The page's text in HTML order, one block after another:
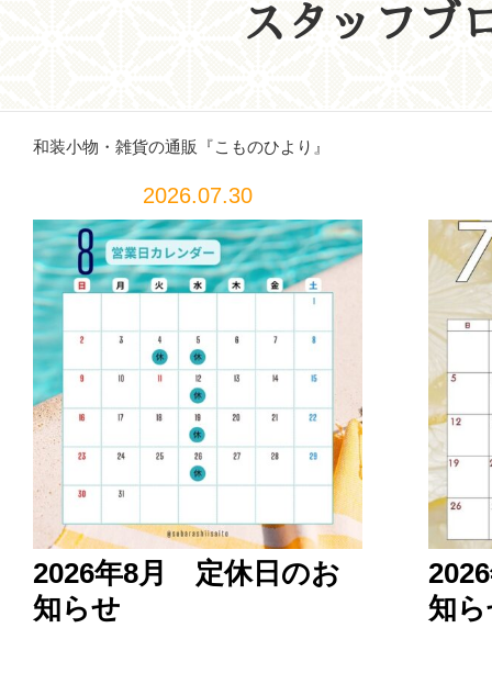
スタッフブ
和装小物・雑貨の通販『こものひより』
2026.07.30
2026年8月 定休日のお
知らせ
知